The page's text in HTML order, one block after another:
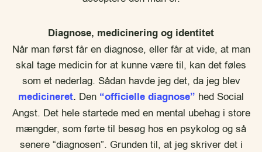
Diagnose, medicinering og identitet
Når man først får en diagnose, eller får at vide, at man
skal tage medicin for at kunne være til, kan det føles
som et nederlag. Sådan havde jeg det, da jeg blev
medicineret. Den “officielle diagnose” hed Social
Angst. Det hele startede med en mental ubehag i store
mængder, som førte til besøg hos en psykolog og så
senere “diagnosen”. Grunden til, at jeg skriver det i